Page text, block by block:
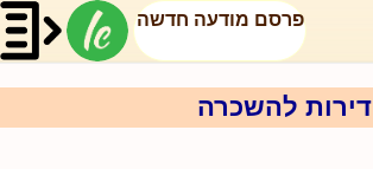
פרסם מודעה חדשה
דירות להשכרה